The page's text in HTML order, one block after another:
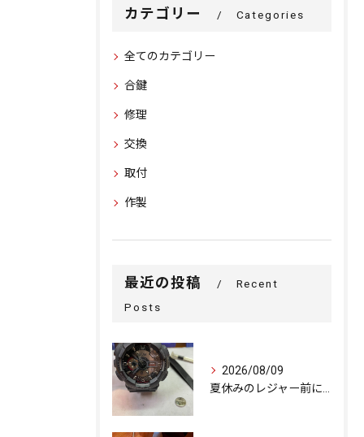
カテゴリー Categories
全てのカテゴリー
合鍵
修理
交換
取付
作製
最近の投稿
Recent
Posts
2026/08/09